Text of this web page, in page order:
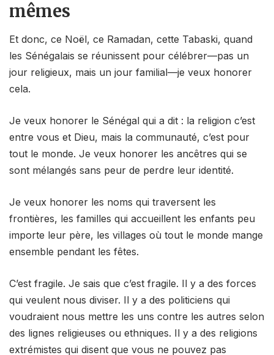
mêmes
Et donc, ce Noël, ce Ramadan, cette Tabaski, quand
les Sénégalais se réunissent pour célébrer—pas un
jour religieux, mais un jour familial—je veux honorer
cela.
Je veux honorer le Sénégal qui a dit : la religion c’est
entre vous et Dieu, mais la communauté, c’est pour
tout le monde. Je veux honorer les ancêtres qui se
sont mélangés sans peur de perdre leur identité.
Je veux honorer les noms qui traversent les
frontières, les familles qui accueillent les enfants peu
importe leur père, les villages où tout le monde mange
ensemble pendant les fêtes.
C’est fragile. Je sais que c’est fragile. Il y a des forces
qui veulent nous diviser. Il y a des politiciens qui
voudraient nous mettre les uns contre les autres selon
des lignes religieuses ou ethniques. Il y a des religions
extrémistes qui disent que vous ne pouvez pas